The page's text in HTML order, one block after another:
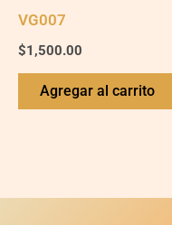
VG007
$1,500.00
Agregar al carrito